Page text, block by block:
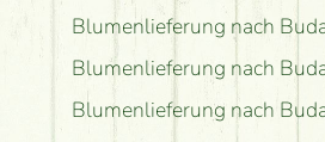
Blumenlieferung nach
Blumenlieferung nach
Blumenlieferung nach